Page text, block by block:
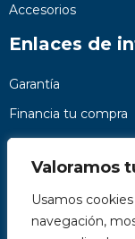
Valoramos
Usamos
navegación,
Accesorios
Enlaces de
Garantía
Financia tu compra
Preguntas
Nosotros
Contacto
Páginas legales